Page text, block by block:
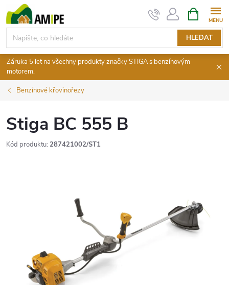
na
obsah
HLEDAT
NÁKUPNÍ
KOŠÍK
Záruka 5 let na všechny produkty značky STIGA s benzínovým
motorem.
Benzínové křovinořezy
Stiga BC 555 B
Kód produktu: 287421002/ST1